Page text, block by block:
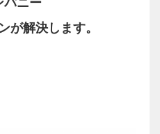
パニー
が解決します。